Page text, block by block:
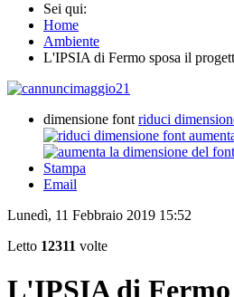
Sei qui:
Home
Ambiente
L'IPSIA di Fermo sposa il
dimensione font riduci
Stampa
Email
Lunedì, 11 Febbraio 2019 15:52
Letto 12311 volte
L'IPSIA di Fermo